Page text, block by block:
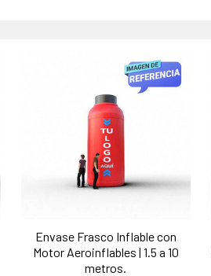
Envase Frasco Inflable con
Motor Aeroinflables | 1.5 a 10
metros.